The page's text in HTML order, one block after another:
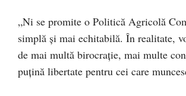
„Ni se promite o Politică Agricolă
simplă și mai echitabilă. În realitate,
de mai multă birocrație, mai multe
puțină libertate pentru cei care